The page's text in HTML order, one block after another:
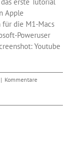
erste Tutorial
Apple
für die M1-Macs
Poweruser
Youtube
| Kommentare